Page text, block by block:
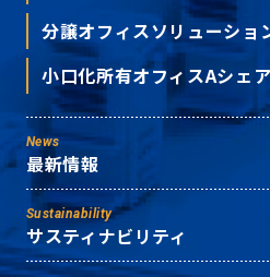
分譲オフィスソリューショ
小口化所有オフィスAシェ
News
最新情報
Sustainability
サスティナビリティ